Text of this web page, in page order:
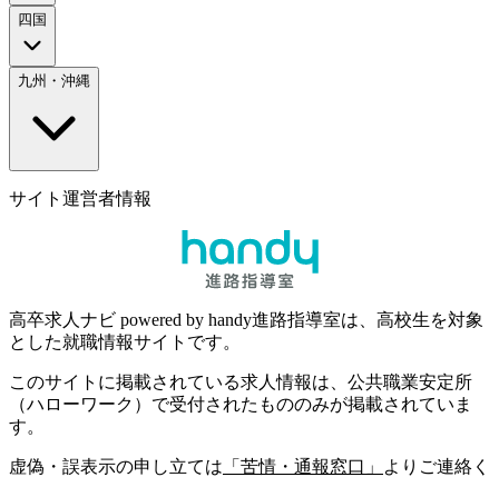
四国
九州・沖縄
サイト運営者情報
高卒求人ナビ powered by handy進路指導室は、高校生を対象
とした就職情報サイトです。
このサイトに掲載されている求人情報は、公共職業安定所
（ハローワーク）で受付されたもののみが掲載されていま
す。
虚偽・誤表示の申し立ては 「苦情・通報窓口」
よりご連絡く